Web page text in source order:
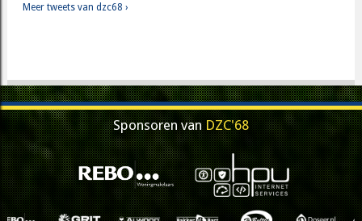
Meer tweets van dzc68 ›
Sponsoren van DZC'68